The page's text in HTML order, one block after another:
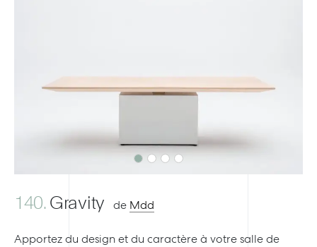
140.Gravity de Mdd
Apportez du design et du caractère à votre salle de